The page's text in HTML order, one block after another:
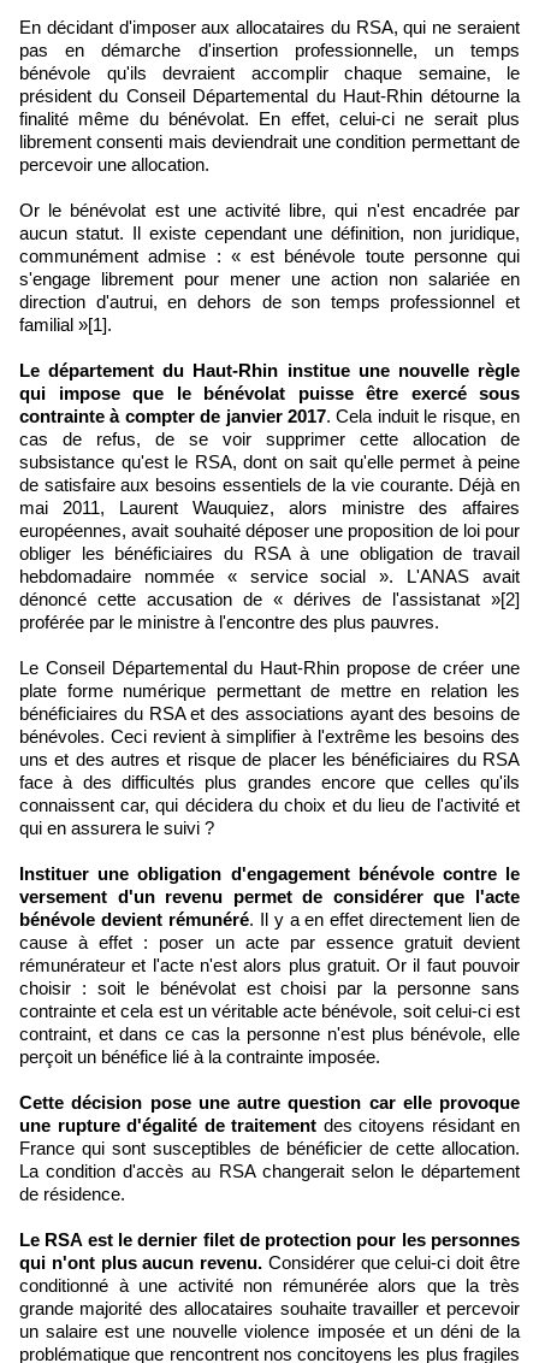
En décidant d'imposer aux allocataires du RSA, qui ne seraient
pas en démarche d'insertion professionnelle, un temps
bénévole qu'ils devraient accomplir chaque semaine, le
président du Conseil Départemental du Haut-Rhin détourne la
finalité même du bénévolat. En effet, celui-ci ne serait plus
librement consenti mais deviendrait une condition permettant de
percevoir une allocation.
Or le bénévolat est une activité libre, qui n'est encadrée par
aucun statut. Il existe cependant une définition, non juridique,
communément admise : « est bénévole toute personne qui
s'engage librement pour mener une action non salariée en
direction d'autrui, en dehors de son temps professionnel et
familial »[1].
Le département du Haut-Rhin institue une nouvelle règle
qui impose que le bénévolat puisse être exercé sous
contrainte à compter de janvier 2017. Cela induit le risque, en
cas de refus, de se voir supprimer cette allocation de
subsistance qu'est le RSA, dont on sait qu'elle permet à peine
de satisfaire aux besoins essentiels de la vie courante. Déjà en
mai 2011, Laurent Wauquiez, alors ministre des affaires
européennes, avait souhaité déposer une proposition de loi pour
obliger les bénéficiaires du RSA à une obligation de travail
hebdomadaire nommée « service social ». L'ANAS avait
dénoncé cette accusation de « dérives de l'assistanat »[2]
proférée par le ministre à l'encontre des plus pauvres.
Le Conseil Départemental du Haut-Rhin propose de créer une
plate forme numérique permettant de mettre en relation les
bénéficiaires du RSA et des associations ayant des besoins de
bénévoles. Ceci revient à simplifier à l'extrême les besoins des
uns et des autres et risque de placer les bénéficiaires du RSA
face à des difficultés plus grandes encore que celles qu'ils
connaissent car, qui décidera du choix et du lieu de l'activité et
qui en assurera le suivi ?
Instituer une obligation d'engagement bénévole contre le
versement d'un revenu permet de considérer que l'acte
bénévole devient rémunéré. Il y a en effet directement lien de
cause à effet : poser un acte par essence gratuit devient
rémunérateur et l'acte n'est alors plus gratuit. Or il faut pouvoir
choisir : soit le bénévolat est choisi par la personne sans
contrainte et cela est un véritable acte bénévole, soit celui-ci est
contraint, et dans ce cas la personne n'est plus bénévole, elle
perçoit un bénéfice lié à la contrainte imposée.
Cette décision pose une autre question car elle provoque
une rupture d'égalité de traitement des citoyens résidant en
France qui sont susceptibles de bénéficier de cette allocation.
La condition d'accès au RSA changerait selon le département
de résidence.
Le RSA est le dernier filet de protection pour les personnes
qui n'ont plus aucun revenu. Considérer que celui-ci doit être
conditionné à une activité non rémunérée alors que la très
grande majorité des allocataires souhaite travailler et percevoir
un salaire est une nouvelle violence imposée et un déni de la
problématique que rencontrent nos concitoyens les plus fragiles